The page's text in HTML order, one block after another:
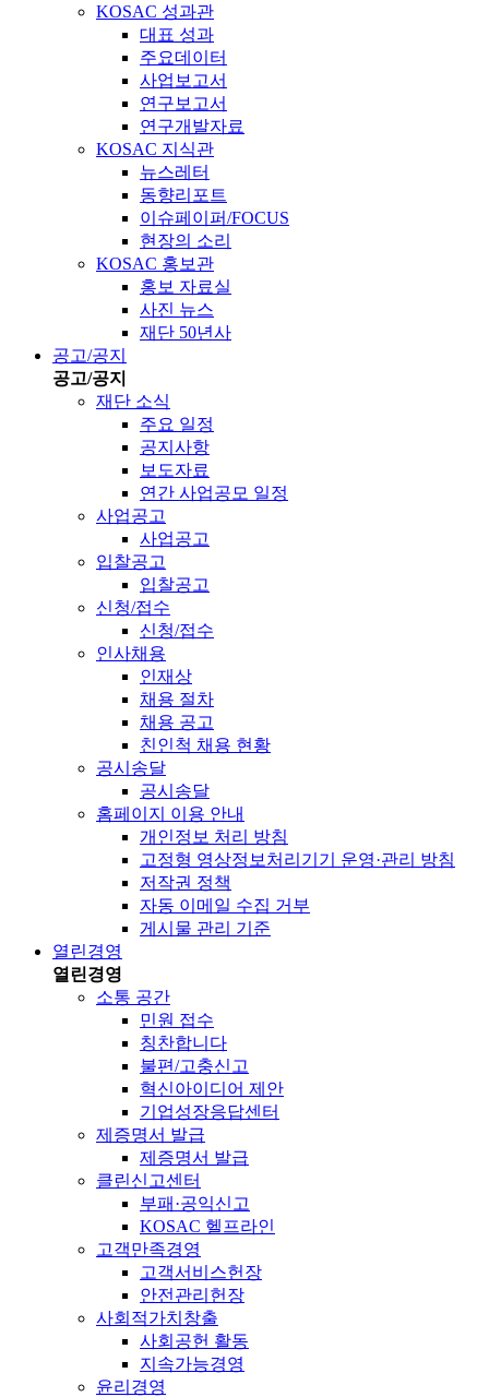
KOSAC 성과관
대표 성과
주요데이터
사업보고서
연구보고서
연구개발자료
KOSAC 지식관
뉴스레터
동향리포트
이슈페이퍼/FOCUS
현장의 소리
KOSAC 홍보관
홍보 자료실
사진 뉴스
재단 50년사
공고/공지
공고/공지
재단 소식
주요 일정
공지사항
보도자료
연간 사업공모 일정
사업공고
사업공고
입찰공고
입찰공고
신청/접수
신청/접수
인사채용
인재상
채용 절차
채용 공고
친인척 채용 현황
공시송달
공시송달
홈페이지 이용 안내
개인정보 처리 방침
고정형 영상정보처리기기 운영·관리 방침
저작권 정책
자동 이메일 수집 거부
게시물 관리 기준
열린경영
열린경영
소통 공간
민원 접수
칭찬합니다
불편/고충신고
혁신아이디어 제안
기업성장응답센터
제증명서 발급
제증명서 발급
클린신고센터
부패·공익신고
KOSAC 헬프라인
고객만족경영
고객서비스헌장
안전관리헌장
사회적가치창출
사회공헌 활동
지속가능경영
윤리경영